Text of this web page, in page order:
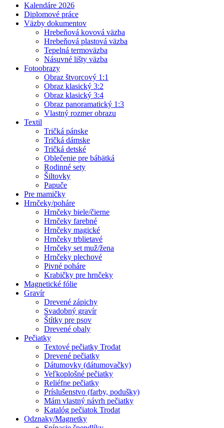
Kalendáre 2026
Diplomové práce
Väzby dokumentov
Hrebeňová kovová väzba
Hrebeňová plastová väzba
Tepelná termoväzba
Násuvné lišty väzba
Fotoobrazy
Obraz štvorcový 1:1
Obraz klasický 3:2
Obraz klasický 3:4
Obraz panoramatický 1:3
Vlastný rozmer obrazu
Textil
Tričká pánske
Tričká dámske
Tričká detské
Oblečenie pre bábätká
Rodinné sety
Šiltovky
Papuče
Pre mamičky
Hrnčeky/poháre
Hrnčeky biele/čierne
Hrnčeky farebné
Hrnčeky magické
Hrnčeky trblietavé
Hrnčeky set muž/žena
Hrnčeky plechové
Pivné poháre
Krabičky pre hrnčeky
Magnetické fólie
Gravír
Drevené zápichy
Svadobný gravír
Štítky pre psov
Drevené obaly
Pečiatky
Textové pečiatky Trodat
Drevené pečiatky
Dátumovky (dátumovačky)
Veľkoplošné pečiatky
Reliéfne pečiatky
Príslušenstvo (farby, podušky)
Mám vlastný návrh pečiatky
Katalóg pečiatok Trodat
Odznaky/Magnetky